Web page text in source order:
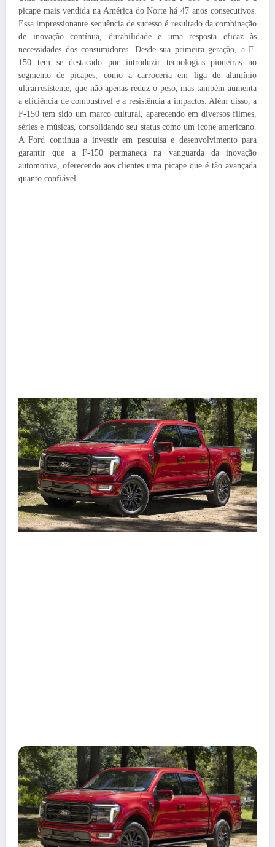
picape mais vendida na América do Norte há 47 anos consecutivos.
Essa impressionante sequência de sucesso é resultado da combinação
de inovação contínua, durabilidade e uma resposta eficaz às
necessidades dos consumidores. Desde sua primeira geração, a F-
150 tem se destacado por introduzir tecnologias pioneiras no
segmento de picapes, como a carroceria em liga de alumínio
ultrarresistente, que não apenas reduz o peso, mas também aumenta
a eficiência de combustível e a resistência a impactos. Além disso, a
F-150 tem sido um marco cultural, aparecendo em diversos filmes,
séries e músicas, consolidando seu status como um ícone americano.
A Ford continua a investir em pesquisa e desenvolvimento para
garantir que a F-150 permaneça na vanguarda da inovação
automotiva, oferecendo aos clientes uma picape que é tão avançada
quanto confiável.